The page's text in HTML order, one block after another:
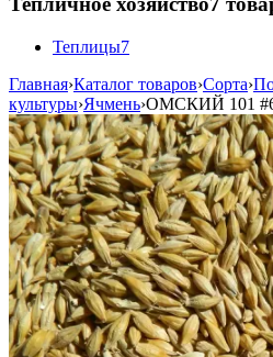
Теплицы7
Главная›Каталог товаров›Сорта›
культуры›Ячмень›ОМСКИЙ 101